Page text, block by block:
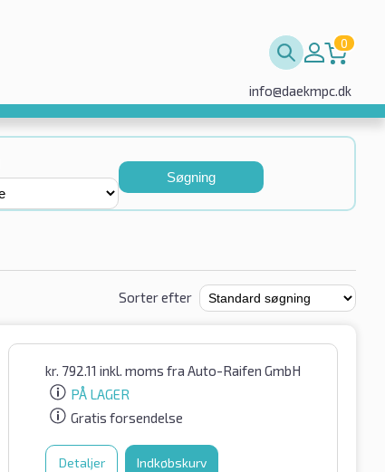
0
info@daekmpc.dk
Søgning
Sorter efter
kr. 792.11 inkl. moms fra Auto-Raifen GmbH
PÅ LAGER
Gratis forsendelse
Detaljer Indkøbskurv